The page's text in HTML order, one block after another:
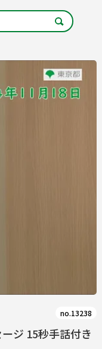
no.13238
ジ 15秒手話付き